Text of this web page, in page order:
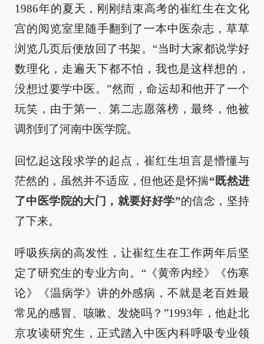
1986年的夏天，刚刚结束高考的崔红生在文化
宫的阅览室里随手翻到了一本中医杂志，草草
浏览几页后便放回了书架。“当时大家都说学好
数理化，走遍天下都不怕，我也是这样想的，
没想过要学中医。”然而，命运却和他开了一个
玩笑，由于第一、第二志愿落榜，最终，他被
调剂到了河南中医学院。
回忆起这段求学的起点，崔红生坦言是懵懂与
茫然的，虽然并不适应，但他还是怀揣“既然进
了中医学院的大门，就要好好学”的信念，坚持
了下来。
呼吸疾病的高发性，让崔红生在工作两年后坚
定了研究生的专业方向。“《黄帝内经》《伤寒
论》《温病学》讲的外感病，不就是老百姓最
常见的感冒、咳嗽、发烧吗？”1993年，他赴北
京攻读研究生，正式踏入中医内科呼吸专业领